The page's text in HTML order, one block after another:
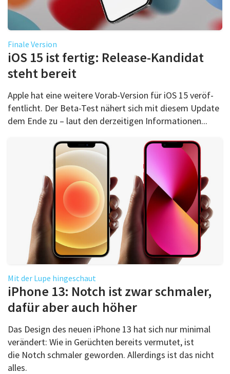
Finale Version
iOS 15 ist fertig: Release-Kandidat
steht bereit
Apple hat eine weitere Vorab-Version für iOS 15 ver­öf­
fent­licht. Der Beta-Test nähert sich mit diesem Update
dem Ende zu – laut den der­zeitigen Info­rmationen...
Mit der Lupe hingeschaut
iPhone 13: Notch ist zwar schmaler,
dafür aber auch höher
Das Design des neuen iPhone 13 hat sich nur minimal
verändert: Wie in Gerüchten bereits vermutet, ist
die Notch schmaler geworden. Allerdings ist das nicht
alles.